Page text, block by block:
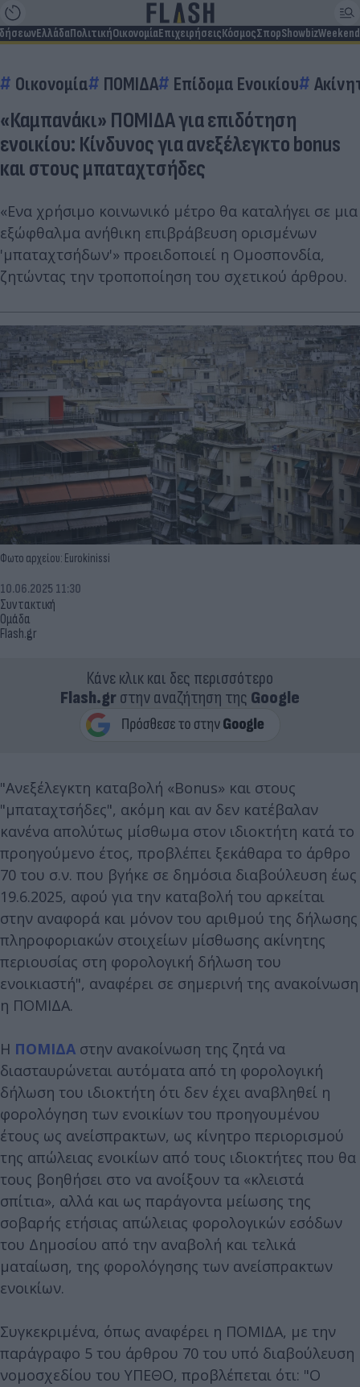
ΕλλάδαΠολιτικήΟικονομίαΕπιχειρήσειςΚόσμοςΣπορShowbizWeekend
Οικονομία ΠΟΜΙΔΑ Επίδομα Ενοικίου
«Καμπανάκι» ΠΟΜΙΔΑ για επιδότηση
ενοικίου: Κίνδυνος για ανεξέλεγκτο bonus
και στους μπαταχτσήδες
«Ενα χρήσιμο κοινωνικό μέτρο θα καταλήγει σε μια
εξώφθαλμα ανήθικη επιβράβευση ορισμένων
'μπαταχτσήδων'» προειδοποιεί η Ομοσπονδία,
ζητώντας την τροποποίηση του σχετικού άρθρου.
Φωτο αρχείου: Eurokinissi
Συντακτική
Ομάδα
Flash.gr
10.06.2025 11:30
Κάνε κλικ και δες περισσότερο
Flash.grστην αναζήτηση της Google
"Ανεξέλεγκτη καταβολή «Bonus» και στους
"μπαταχτσήδες", ακόμη και αν δεν κατέβαλαν
κανένα απολύτως μίσθωμα στον ιδιοκτήτη κατά το
προηγούμενο έτος, προβλέπει ξεκάθαρα το άρθρο
70 του σ.ν. που βγήκε σε δημόσια διαβούλευση έως
19.6.2025, αφού για την καταβολή του αρκείται
στην αναφορά και μόνον του αριθμού της δήλωσης
πληροφοριακών στοιχείων μίσθωσης ακίνητης
περιουσίας στη φορολογική δήλωση του
ενοικιαστή", αναφέρει σε σημερινή της ανακοίνωση
η ΠΟΜΙΔΑ.
Η ΠΟΜΙΔΑ στην ανακοίνωση της ζητά να
διασταυρώνεται αυτόματα από τη φορολογική
δήλωση του ιδιοκτήτη ότι δεν έχει αναβληθεί η
φορολόγηση των ενοικίων του προηγουμένου
έτους ως ανείσπρακτων, ως κίνητρο περιορισμού
της απώλειας ενοικίων από τους ιδιοκτήτες που θα
τους βοηθήσει στο να ανοίξουν τα «κλειστά
σπίτια», αλλά και ως παράγοντα μείωσης της
σοβαρής ετήσιας απώλειας φορολογικών εσόδων
του Δημοσίου από την αναβολή και τελικά
ματαίωση, της φορολόγησης των ανείσπρακτων
ενοικίων.
Συγκεκριμένα, όπως αναφέρει η ΠΟΜΙΔΑ, με την
παράγραφο 5 του άρθρου 70 του υπό διαβούλευση
νομοσχεδίου του ΥΠΕΘΟ, προβλέπεται ότι: "Ο